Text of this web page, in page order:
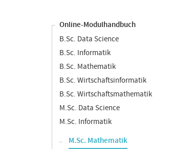
Online-Modulhandbuch
B.Sc. Data Science
B.Sc. Informatik
B.Sc. Mathematik
B.Sc. Wirtschaftsinformatik
B.Sc. Wirtschaftsmathematik
M.Sc. Data Science
M.Sc. Informatik
M.Sc. Mathematik